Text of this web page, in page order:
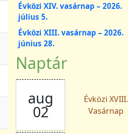
Évközi XIV. vasárnap – 2026.
július 5.
Évközi XIII. vasárnap – 2026.
június 28.
Naptár
aug
02
Évközi XVIII.
Vasárnap